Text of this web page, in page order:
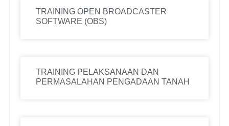
TRAINING OPEN BROADCASTER
SOFTWARE (OBS)
TRAINING PELAKSANAAN DAN
PERMASALAHAN PENGADAAN TANAH